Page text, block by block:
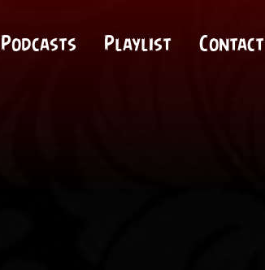
Podcasts Playlist Contact